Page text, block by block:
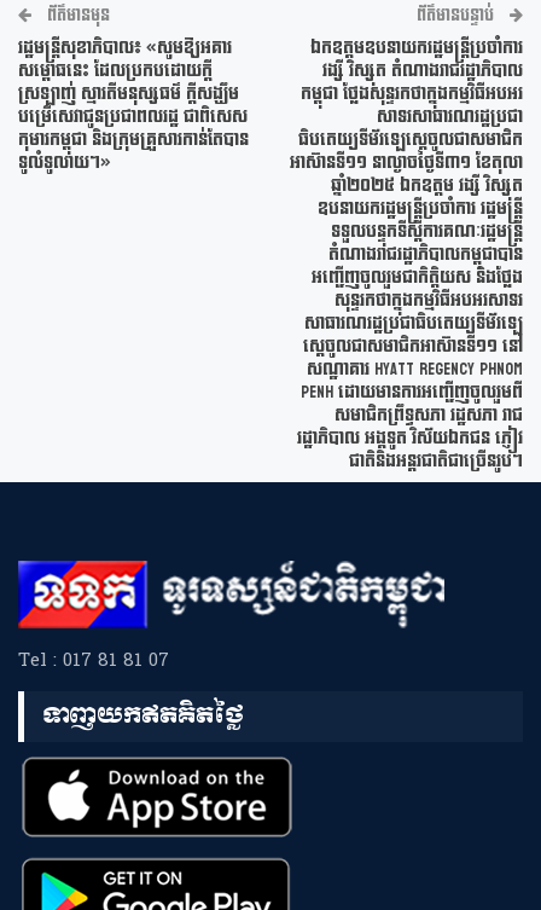
ព័ត៌មានមុន
រដ្ឋមន្រ្តីសុខាភិបាល៖ «សូមឱ្យអគារ
សម្ពោធនេះ ដែលប្រកបដោយក្តី
ស្រឡាញ់ ស្មារតីមនុស្សធម៌ ក្តីសង្ឃឹម
បម្រើសេវាជូនប្រជាពលរដ្ឋ ជាពិសេស
កុមារកម្ពុជា និងក្រុមគ្រួសារកាន់តែបាន
ទូលំទូលាយ។»
ព័ត៌មានបន្ទាប់
ឯកឧត្តមឧបនាយករដ្ឋមន្រ្តីប្រចាំការ
វង្សី វិស្សុត តំណាងរាជរដ្ឋាភិបាល
កម្ពុជា ថ្លែងសុន្ទរកថាក្នុងកម្មវិធីអបអរ
សាទរសាធារណរដ្ឋប្រជា
ធិបតេយ្យទីម័រឡេស្តេចូលជាសមាជិក
អាស៊ានទី១១ នាល្ងាចថ្ងៃទី៣១ ខែតុលា
ឆ្នាំ២០២៥ ឯកឧត្តម វង្សី វិស្សុត
ឧបនាយករដ្ឋមន្រ្តីប្រចាំការ រដ្ឋមន្រ្តី
ទទួលបន្ទុកទីស្តីការគណៈរដ្ឋមន្រ្តី
តំណាងរាជរដ្ឋាភិបាលកម្ពុជាបាន
អញ្ជើញចូលរួមជាកិត្តិយស និងថ្លែង
សុន្ទរកថាក្នុងកម្មវិធីអបអរសាទរ
សាធារណរដ្ឋប្រជាធិបតេយ្យទីម័រឡេ
ស្តេចូលជាសមាជិកអាស៊ានទី១១ នៅ
សណ្ឋាគារ Hyatt Regency Phnom
Penh ដោយមានការអញ្ជើញចូលរួមពី
សមាជិកព្រឹទ្ធសភា រដ្ឋសភា រាជ
រដ្ឋាភិបាល អង្គទូត វិស័យឯកជន ភ្ញៀវ
ជាតិនិងអន្តរជាតិជាច្រើនរូប។
Tel : 017 81 81 07
ទាញយកឥតគិតថ្លៃ